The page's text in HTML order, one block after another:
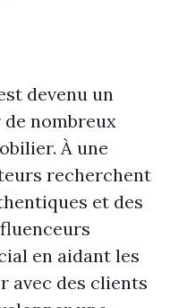
devenu un
nombreux
À une
recherchent
et des
en aidant les
avec des clients